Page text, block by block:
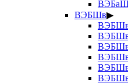
ВЭБШв▶